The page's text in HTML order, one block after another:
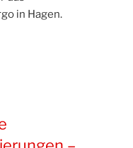
in Hagen.